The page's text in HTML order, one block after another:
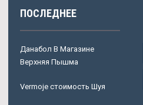
ПОСЛЕДНЕЕ
Данабол В Магазине
Верхняя Пышма
Vermoje стоимость Шуя